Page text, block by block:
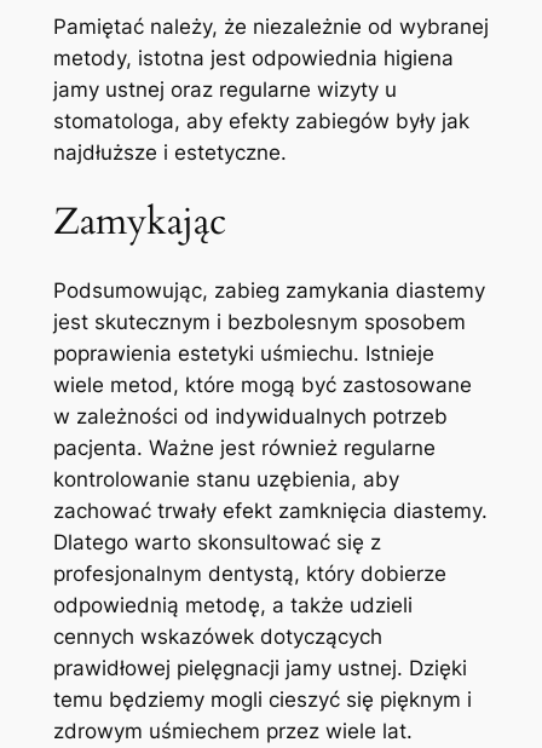
Pamiętać ‌należy, że niezależnie ⁤od ⁢wybranej
metody, istotna jest odpowiednia higiena
jamy ‌ustnej ​oraz regularne wizyty u
‌stomatologa, aby efekty zabiegów ⁤były jak
najdłuższe i estetyczne.
Zamykając
Podsumowując, zabieg zamykania diastemy
jest skutecznym i ‍bezbolesnym sposobem⁤
poprawienia estetyki uśmiechu. Istnieje
wiele metod, które mogą być zastosowane
w zależności od indywidualnych potrzeb
pacjenta. Ważne⁤ jest‌ również regularne
kontrolowanie ​stanu uzębienia, aby
⁢zachować trwały‍ efekt zamknięcia diastemy.⁤
Dlatego warto⁣ skonsultować się⁣ z
⁣profesjonalnym dentystą, który dobierze
odpowiednią metodę,‍ a ⁣także udzieli
cennych wskazówek dotyczących
prawidłowej⁤ pielęgnacji ⁢jamy ustnej. Dzięki
temu będziemy ⁢mogli cieszyć się⁢ pięknym i
zdrowym ​uśmiechem przez wiele lat.